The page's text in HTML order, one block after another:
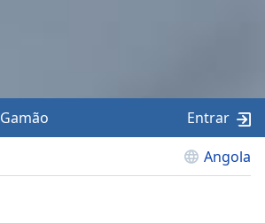
Angola
Gamão Entrar